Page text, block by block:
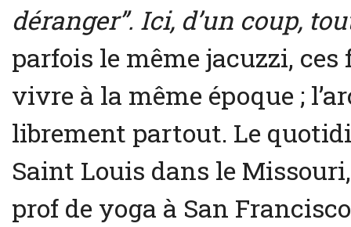
déranger”. Ici, d’un coup,
parfois le même jacuzzi,
vivre à la même époque ;
librement partout. Le
Saint Louis dans le
prof de yoga à San